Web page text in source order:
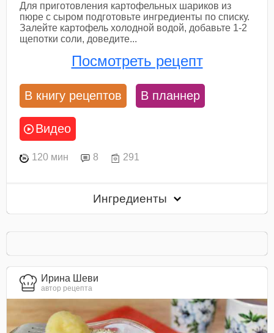
Для приготовления картофельных шариков из
пюре с сыром подготовьте ингредиенты по списку.
Залейте картофель холодной водой, добавьте 1-2
щепотки соли, доведите...
Посмотреть рецепт
В книгу рецептов В планнер
Видео
120 мин 8 291
Ингредиенты
Ирина Шеви
автор рецепта